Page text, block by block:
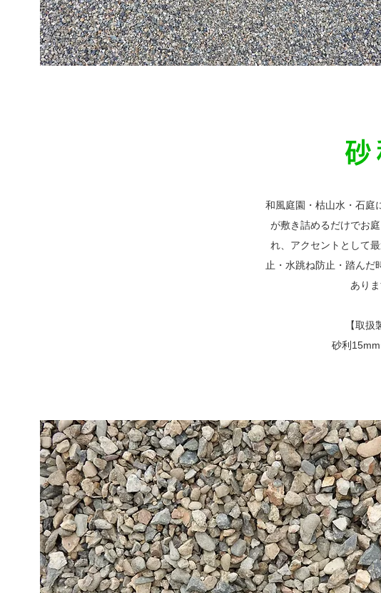
砂
和風庭園・枯山水・石庭
が敷き詰めるだけでお
れ、アクセントとして
止・水跳ね防止・踏んだ
ありま
【取扱
砂利